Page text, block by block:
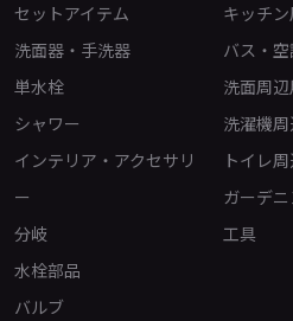
セットアイテム
洗面器・手洗器
単水栓
シャワー
インテリア・アクセサリ
ー
分岐
水栓部品
バルブ
キッチ
バス・
洗面周
洗濯機
トイレ
ガーデ
工具